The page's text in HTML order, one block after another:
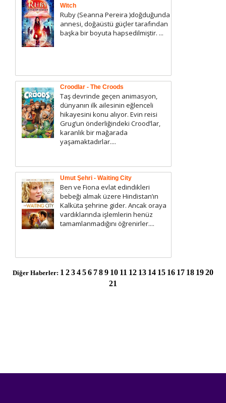
Witch
Ruby (Seanna Pereira )doğduğunda
annesi, doğaüstü güçler tarafından
başka bir boyuta hapsedilmiştir. ...
Croodlar - The Croods
Taş devrinde geçen animasyon,
dünyanın ilk ailesinin eğlenceli
hikayesini konu alıyor. Evin reisi
Grug’un önderliğindeki Crood’lar,
karanlık bir mağarada
yaşamaktadırlar....
Umut Şehri - Waiting City
Ben ve Fiona evlat edindikleri
bebeği almak üzere Hindistan’ın
Kalküta şehrine gider. Ancak oraya
vardıklarında işlemlerin henüz
tamamlanmadığını öğrenirler....
Diğer Haberler: 1 23456 789 10 11 12 13 14 15 16 17 18 1920
21